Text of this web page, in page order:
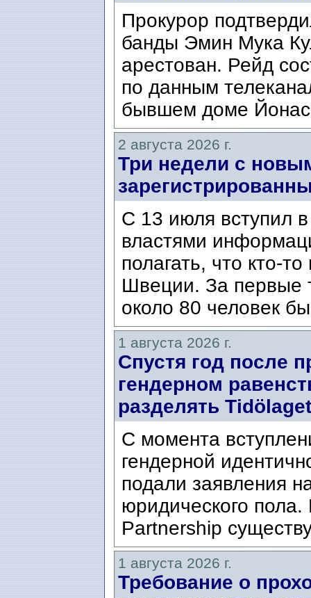
Прокурор
банды Эмин Мука
арестован. Рейд
по данным
бывшем доме
2 августа 2026 г.
Три недели с
С 13 июля вступил
властями
полагать, что кто-
Швеции. За первые
около 80 человек
1 августа 2026 г.
Спустя год после
гендерном
разделять
С момента
гендерной
подали заявления
юридического
Partnership
1 августа 2026 г.
Требование о